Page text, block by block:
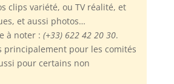
clips variété, ou TV réalité, et
et aussi photos…
à noter : (+33) 622 42 20 30.
principalement pour les comités
pour certains non